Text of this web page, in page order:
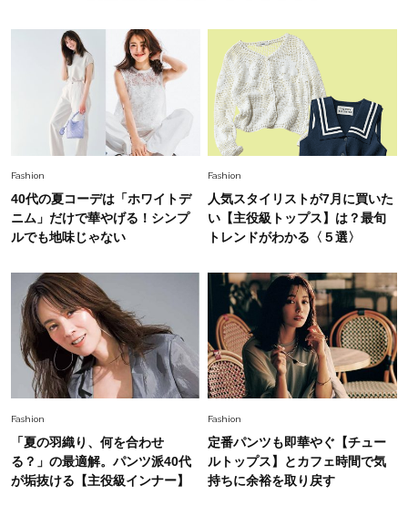
Fashion 2026.7.16
白黒でもこんなに華やぐ！40代、夏の「甘めト
ップス×パンツ」コーデ〈3選〉
40代の夏通勤はこれ１着！「きちんと感」も
「オシャレ」も整うトレンドトップス〈4選〉
Fashion
初夏はこれさえあれば！40代は【淡色ワンピ】
で即涼しげ＆上品見え〈3選〉
Fashion 2026.8.5
オシャレ40代の【ワンピ＆オールインワン】最
旬着こなし3選。地味見え回避のコツは「バッグ
Fashion 2026.7.31
【40代のTシャツコーデ】超ビッグサイズ×きれ
Fashion
40代の夏コーデは「ホワイトデ
ニム」だけで華やげる！シンプ
ルでも地味じゃない
Fashion
人気スタイリストが7月に買いた
い【主役級トップス】は？最旬
トレンドがわかる〈５選〉
Fashion
「夏の羽織り、何を合わせ
る？」の最適解。パンツ派40代
が垢抜ける【主役級インナー】
Fashion
定番パンツも即華やぐ【チュー
ルトップス】とカフェ時間で気
持ちに余裕を取り戻す